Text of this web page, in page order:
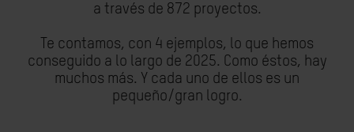
a través de 872 proyectos.
Te contamos, con 4 ejemplos, lo que hemos
conseguido a lo largo de 2025. Como éstos, hay
muchos más. Y cada uno de ellos es un
pequeño/gran logro.